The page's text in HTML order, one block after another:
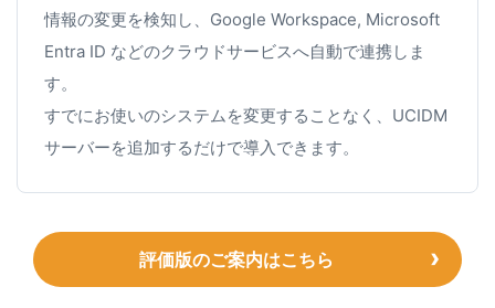
情報の変更を検知し、Google Workspace, Microsoft
Entra ID などのクラウドサービスへ自動で連携しま
す。
すでにお使いのシステムを変更することなく、UCIDM
サーバーを追加するだけで導入できます。
評価版のご案内はこちら